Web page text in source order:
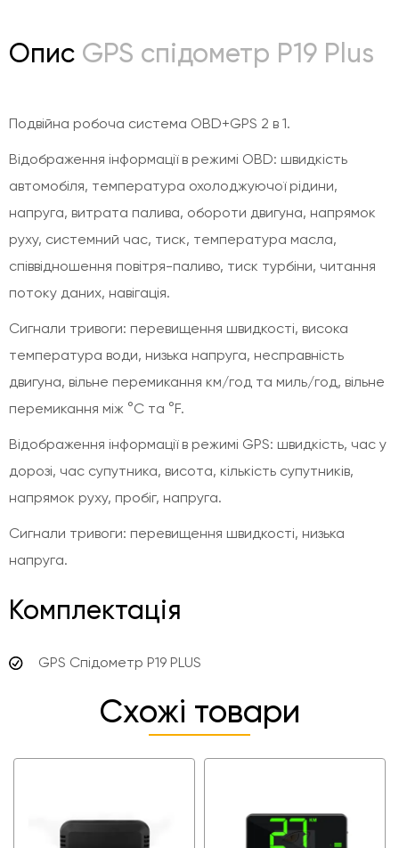
Опис GPS спідометр P19 Plus
Подвійна робоча система OBD+GPS 2 в 1.
Відображення інформації в режимі OBD: швидкість
автомобіля, температура охолоджуючої рідини,
напруга, витрата палива, обороти двигуна, напрямок
руху, системний час, тиск, температура масла,
співвідношення повітря-паливо, тиск турбіни, читання
потоку даних, навігація.
Сигнали тривоги: перевищення швидкості, висока
температура води, низька напруга, несправність
двигуна, вільне перемикання км/год та миль/год, вільне
перемикання між °C та °F.
Відображення інформації в режимі GPS: швидкість, час у
дорозі, час супутника, висота, кількість супутників,
напрямок руху, пробіг, напруга.
Сигнали тривоги: перевищення швидкості, низька
напруга.
Комплектація
GPS Спідометр P19 PLUS
Схожі товари